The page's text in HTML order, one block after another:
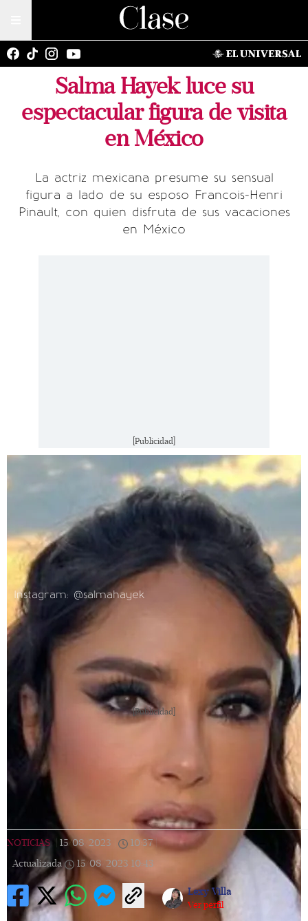
Salma Hayek luce su
espectacular figura de visita
en México
La actriz mexicana presume su sensual
figura a lado de su esposo Francois-Henri
Pinault, con quien disfruta de sus vacaciones
en México
[Publicidad]
Instagram: @salmahayek
[Publicidad]
NOTICIAS 15/08/2023 10:37 |
Actualizada
15/08/2023 10:43
Lexy Villa
Ver perfil